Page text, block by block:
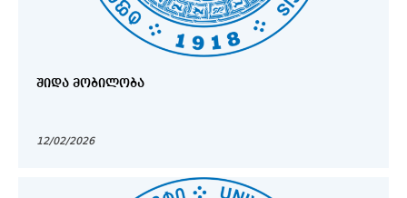
ᲨᲘᲓᲐ ᲛᲝᲑᲘᲚᲝᲑᲐ
12/02/2026